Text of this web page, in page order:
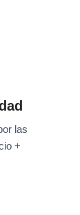
las
+